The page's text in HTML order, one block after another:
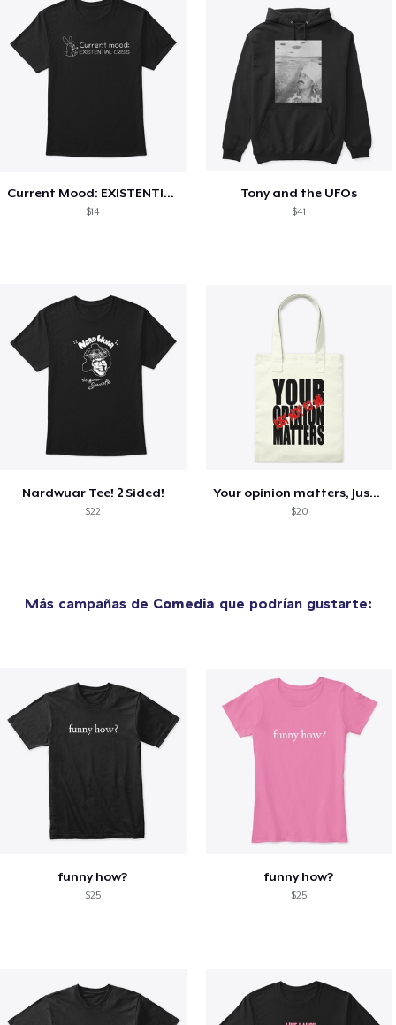
Current Mood: EXISTENTIAL CRISIS
$14
Tony and the UFOs
$41
Nardwuar Tee! 2 Sided!
$22
Your opinion matters, Just not to me!
$20
Más campañas de Comedia que podrían gustarte:
funny how?
$25
funny how?
$25